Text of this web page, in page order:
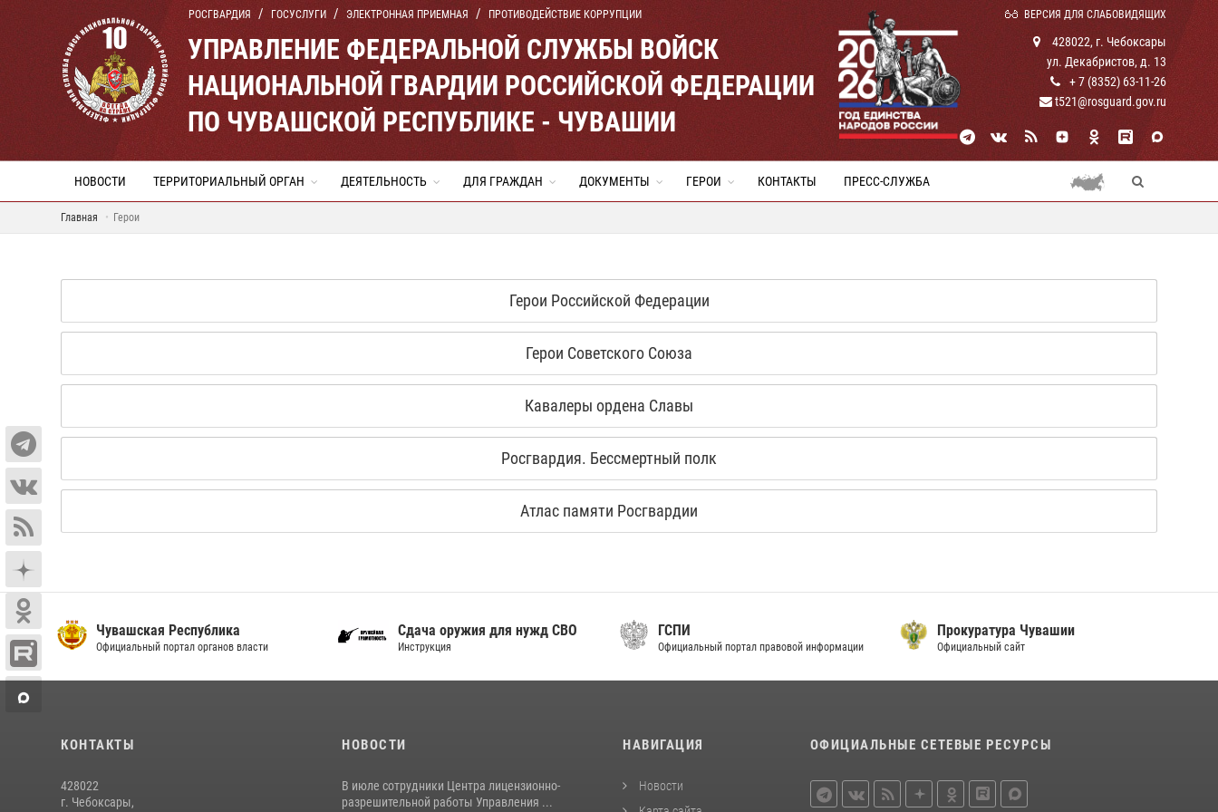
РОСГВАРДИЯ ГОСУСЛУГИ ЭЛЕКТРОННАЯ ПРИЕМНАЯ ПРОТИВОДЕЙСТВИЕ КОРРУПЦИИ ВЕРСИЯ ДЛЯ СЛАБОВИДЯЩИХ
УПРАВЛЕНИЕ ФЕДЕРАЛЬНОЙ СЛУЖБЫ ВОЙСК
НАЦИОНАЛЬНОЙ ГВАРДИИ РОССИЙСКОЙ ФЕДЕРАЦИИ
ПО ЧУВАШСКОЙ РЕСПУБЛИКЕ - ЧУВАШИИ
428022, г. Чебоксары
ул. Декабристов, д. 13
+ 7 (8352) 63-11-26
t521@rosguard.gov.ru
НОВОСТИ ТЕРРИТОРИАЛЬНЫЙ ОРГАН ДЕЯТЕЛЬНОСТЬ ДЛЯ ГРАЖДАН ДОКУМЕНТЫ ГЕРОИ КОНТАКТЫ ПРЕСС-СЛУЖБА
Главная Герои
Герои Российской Федерации
Герои Советского Союза
Кавалеры ордена Славы
Росгвардия. Бессмертный полк
Атлас памяти Росгвардии
Чувашская Республика
Официальный портал органов власти
Сдача оружия для нужд СВО
Инструкция
ГСПИ
Официальный портал правовой информации
Прокуратура Чувашии
Официальный сайт
КОНТАКТЫ
428022
г. Чебоксары,
НОВОСТИ
В июле сотрудники Центра лицензионно-
разрешительной работы Управления ...
НАВИГАЦИЯ
Новости
ОФИЦИАЛЬНЫЕ СЕТЕВЫЕ РЕСУРСЫ